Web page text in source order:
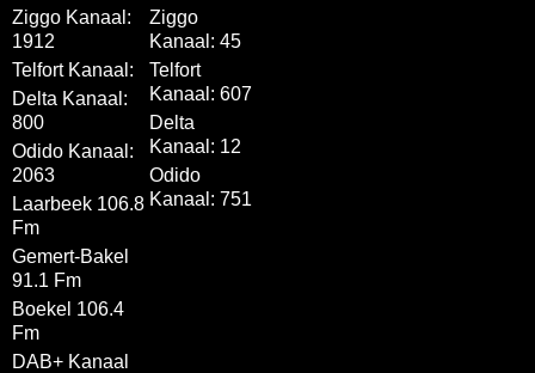
Ziggo Kanaal:
1912
Telfort Kanaal:
Delta Kanaal:
800
Odido Kanaal:
2063
Laarbeek 106.8
Fm
Gemert-Bakel
91.1 Fm
Boekel 106.4
Fm
DAB+ Kanaal
Ziggo
Kanaal: 45
Telfort
Kanaal: 607
Delta
Kanaal: 12
Odido
Kanaal: 751